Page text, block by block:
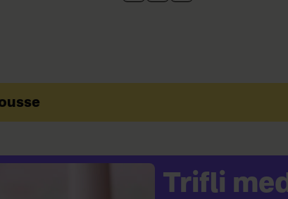
Trifli